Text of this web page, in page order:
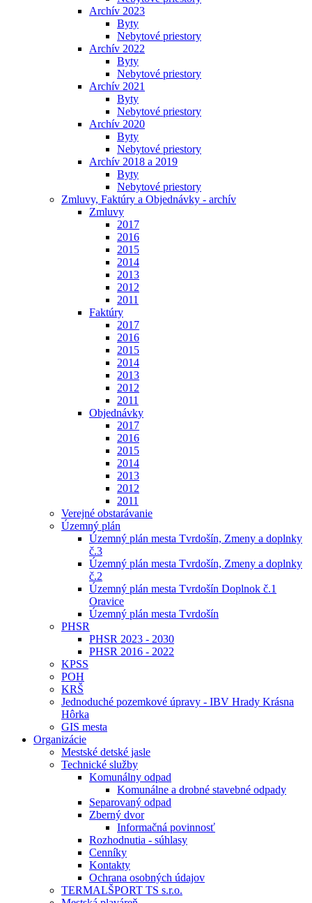
Archív 2023
Byty
Nebytové priestory
Archív 2022
Byty
Nebytové priestory
Archív 2021
Byty
Nebytové priestory
Archív 2020
Byty
Nebytové priestory
Archív 2018 a 2019
Byty
Nebytové priestory
Zmluvy, Faktúry a Objednávky - archív
Zmluvy
2017
2016
2015
2014
2013
2012
2011
Faktúry
2017
2016
2015
2014
2013
2012
2011
Objednávky
2017
2016
2015
2014
2013
2012
2011
Verejné obstarávanie
Územný plán
Územný plán mesta Tvrdošín, Zmeny a doplnky
č.3
Územný plán mesta Tvrdošín, Zmeny a doplnky
č.2
Územný plán mesta Tvrdošín Doplnok č.1
Oravice
Územný plán mesta Tvrdošín
PHSR
PHSR 2023 - 2030
PHSR 2016 - 2022
KPSS
POH
KRŠ
Jednoduché pozemkové úpravy - IBV Hrady Krásna
Hôrka
GIS mesta
Organizácie
Mestské detské jasle
Technické služby
Komunálny odpad
Komunálne a drobné stavebné odpady
Separovaný odpad
Zberný dvor
Informačná povinnosť
Rozhodnutia - súhlasy
Cenníky
Kontakty
Ochrana osobných údajov
TERMALŠPORT TS s.r.o.